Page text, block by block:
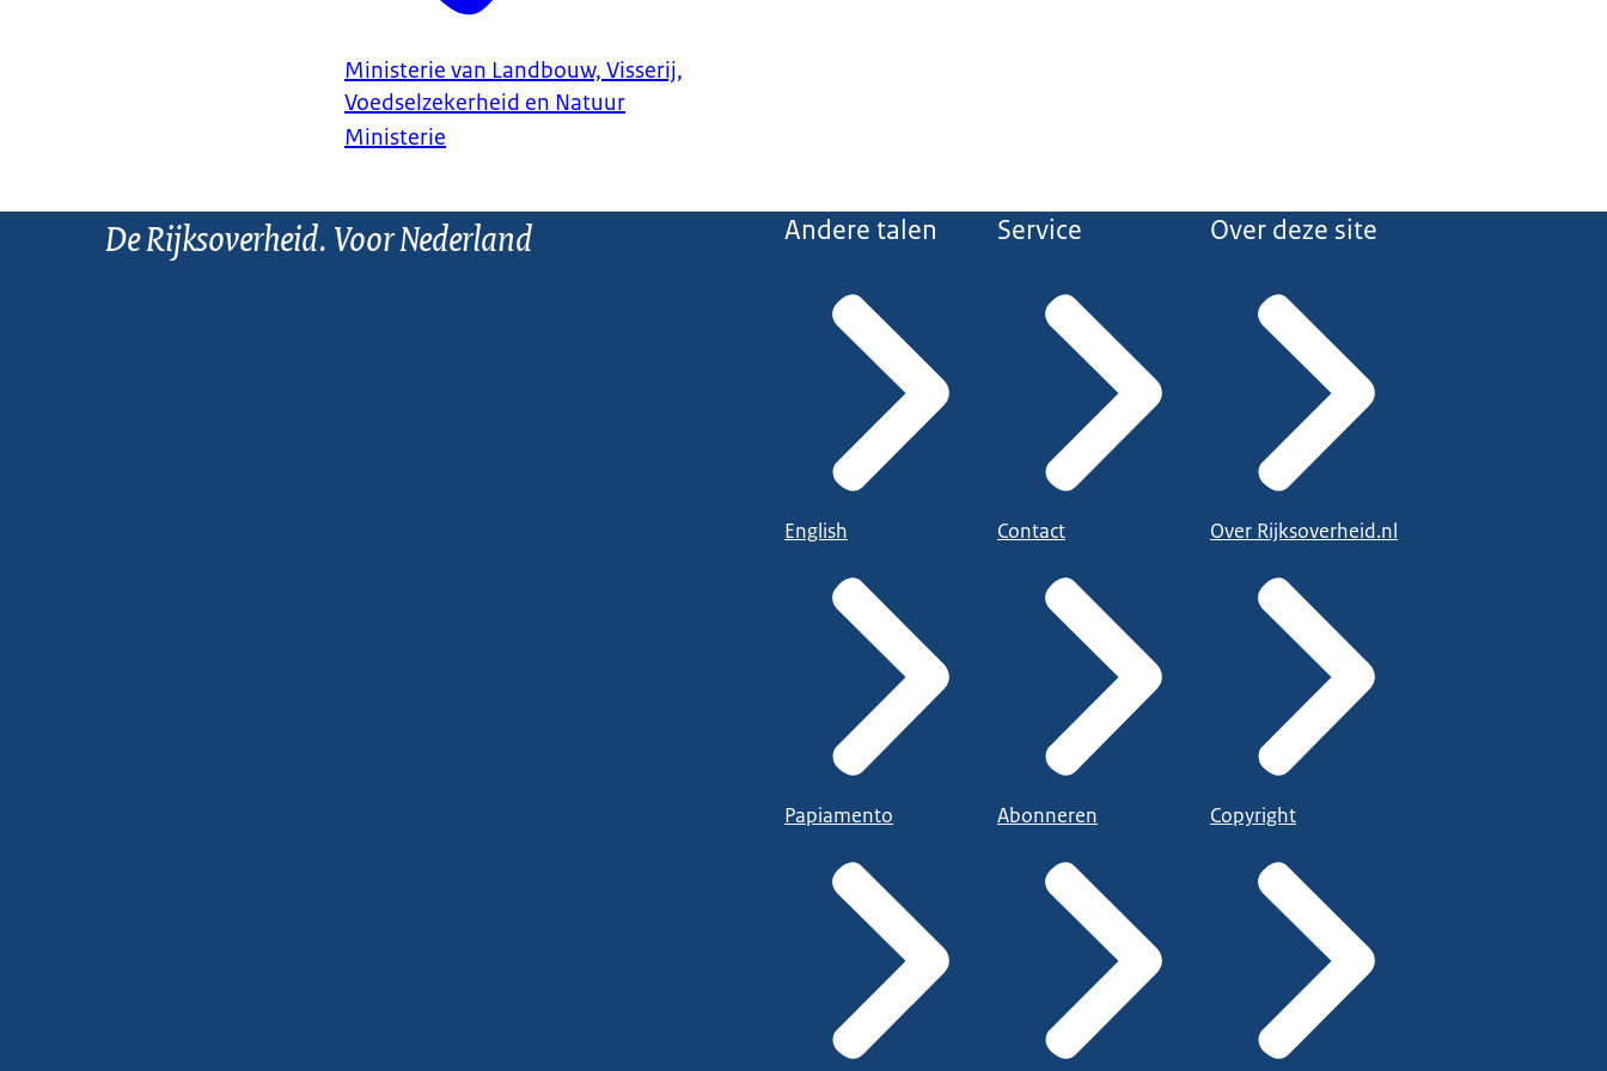
Ministerie van Landbouw, Visserij,
Voedselzekerheid en Natuur
Ministerie
De Rijksoverheid. Voor Nederland Andere talen
English
Papiamento
Service
Contact
Abonneren
Over deze site
Over Rijksoverheid.nl
Copyright